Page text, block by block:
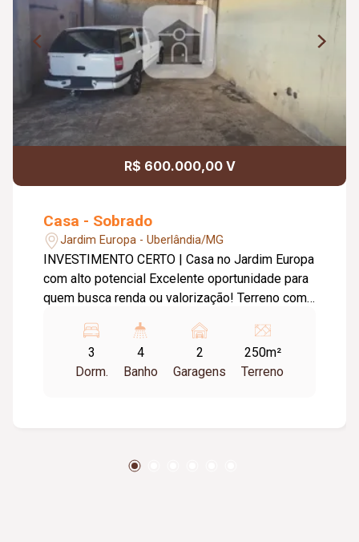
R$ 600.000,00 V
Casa - Sobrado
Jardim Europa - Uberlândia/MG
INVESTIMENTO CERTO | Casa no Jardim Europa
com alto potencial Excelente oportunidade para
quem busca renda ou valorização! Terreno com
(140m²): 03 quartos (sendo 01 suíte); Escritório;
Lavabo; Sala e cozinha integradas. Fundos com
02 apartamentos independentes (30m² cada):
construção não averbada.
3
Dorm.
4
Banho
2
Garagens
250m²
Terreno